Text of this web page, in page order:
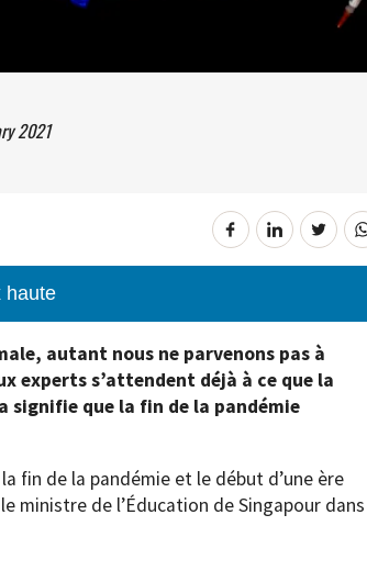
2021
haute
autant nous ne parvenons pas à
experts s’attendent déjà à ce que la
signifie que la fin de la pandémie
fin de la pandémie et le début d’une ère
ministre de l’Éducation de Singapour dans